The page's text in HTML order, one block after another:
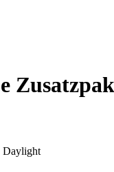
Daylight